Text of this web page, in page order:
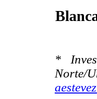
*
Norte/